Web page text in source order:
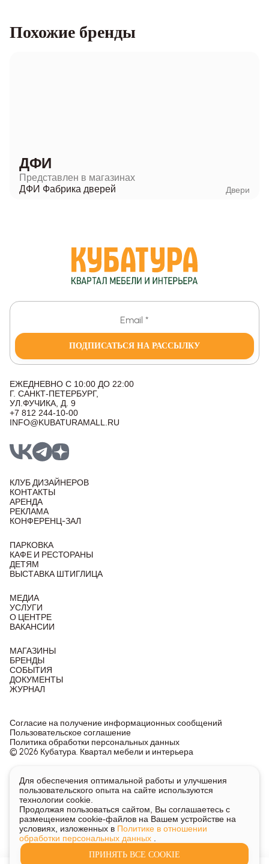
Похожие бренды
ДФИ
Представлен в магазинах
ДФИ Фабрика дверей
Двери
ПОДПИСАТЬСЯ НА РАССЫЛКУ
ЕЖЕДНЕВНО С 10:00 ДО 22:00
Г. САНКТ-ПЕТЕРБУРГ,
УЛ.ФУЧИКА, Д. 9
+7 812 244-10-00
INFO@KUBATURAMALL.RU
КЛУБ ДИЗАЙНЕРОВ
КОНТАКТЫ
АРЕНДА
РЕКЛАМА
КОНФЕРЕНЦ-ЗАЛ
ПАРКОВКА
КАФЕ И РЕСТОРАНЫ
ДЕТЯМ
ВЫСТАВКА ШТИГЛИЦА
МЕДИА
УСЛУГИ
О ЦЕНТРЕ
ВАКАНСИИ
МАГАЗИНЫ
БРЕНДЫ
СОБЫТИЯ
ДОКУМЕНТЫ
ЖУРНАЛ
© 2026 Кубатура. Квартал мебели и интерьера
Согласие на получение информационных сообщений
Пользовательское соглашение
Политика обработки персональных данных
Информация о товарах и ценах на сайте не является
публичной офертой, носит исключительно информационный
характер.
Для получения подробной информации о наличии и стоимости
указанных товаров и услуг напишите или позвоните нам.
Для обеспечения оптимальной работы и улучшения
пользовательского опыта на сайте используются
технологии cookie.
Продолжая пользоваться сайтом, Вы соглашаетесь с
размещением cookie-файлов на Вашем устройстве на
условиях, изложенных в Политике в отношении
обработки персональных данных
ПРИНЯТЬ ВСЕ COOKIE